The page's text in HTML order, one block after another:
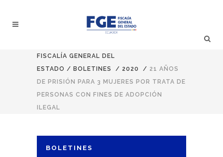
FISCALÍA GENERAL DEL
ESTADO / BOLETINES / 2020 / 21 AÑOS
DE PRISIÓN PARA 3 MUJERES POR TRATA DE
PERSONAS CON FINES DE ADOPCIÓN
ILEGAL
BOLETINES